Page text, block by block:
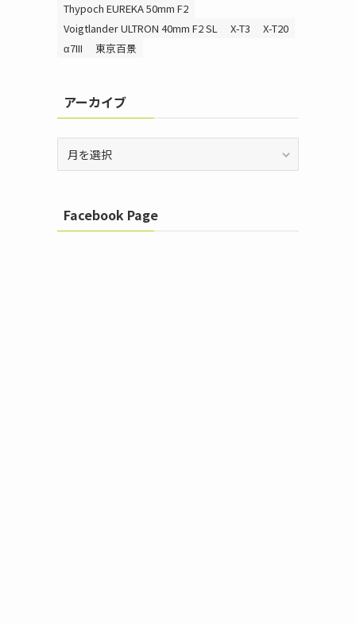
Thypoch EUREKA 50mm F2
Voigtlander ULTRON 40mm F2 SL
X-T3
X-T20
α7III
東京百景
アーカイブ
ブFacebook Page